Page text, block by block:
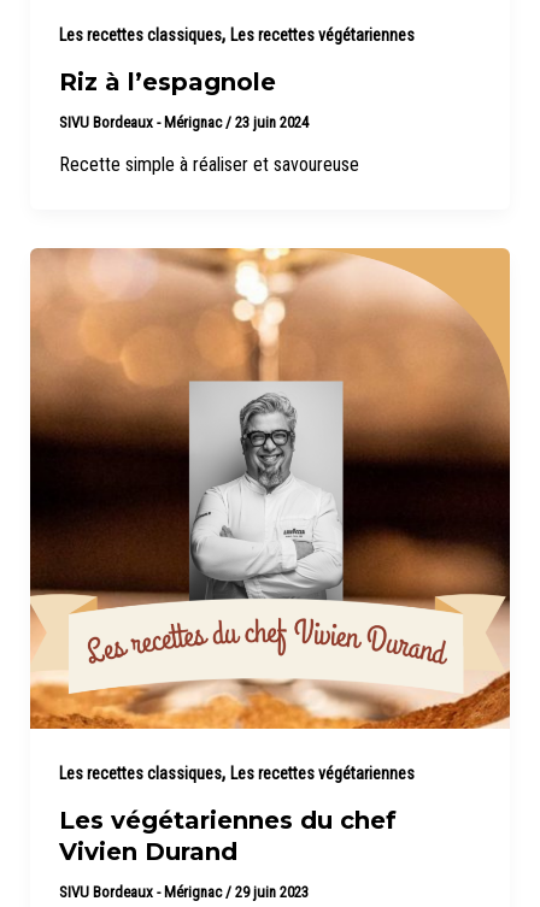
Les recettes classiques, Les recettes végétariennes
Riz à l’espagnole
SIVU Bordeaux - Mérignac/ 23 juin 2024
Recette simple à réaliser et savoureuse
Les recettes classiques, Les recettes végétariennes
Les végétariennes du chef
Vivien Durand
SIVU Bordeaux - Mérignac / 29 juin 2023